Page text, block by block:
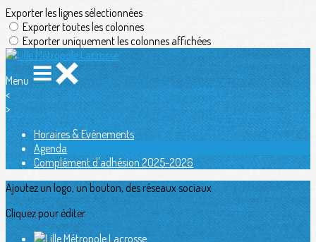
Exporter les lignes sélectionnées
Exporter toutes les colonnes
Exporter uniquement les colonnes affichées
Menu
<
>
Horaires & Evénements
Agenda
Complément d'adhésion 2025-2026
Ajoutez un logo, un bouton, des réseaux sociaux
Cliquez pour éditer